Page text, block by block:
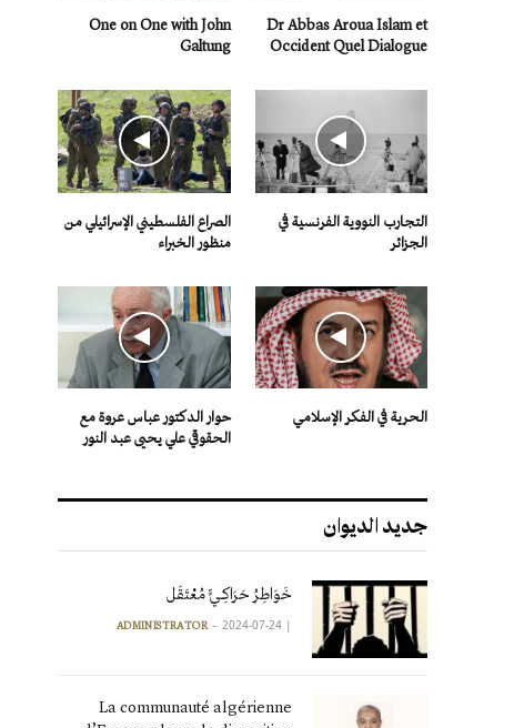
Dr Abbas Aroua Islam et
Occident Quel Dialogue
One on One with John
Galtung
التجارب النووية الفرنسية في
الجزائر
الصراع الفلسطيني الإسرائيلي من
منظور الخبراء
الحرية في الفكر الإسلامي
حوار الدكتور عباس عروة مع
الحقوقي علي يحيى عبد النور
جديد الديوان
خَوَاطِرُ حَرَاكِـيٍّ مُعْتَقَل
|
ADMINISTRATOR 2024-07-24
La communauté algérienne